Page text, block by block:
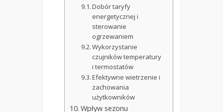
Dobór taryfy
energetycznej i
sterowanie
ogrzewaniem
Wykorzystanie
czujników temperatury
i termostatów
Efektywne wietrzenie i
zachowania
użytkowników
Wpływ sezonu